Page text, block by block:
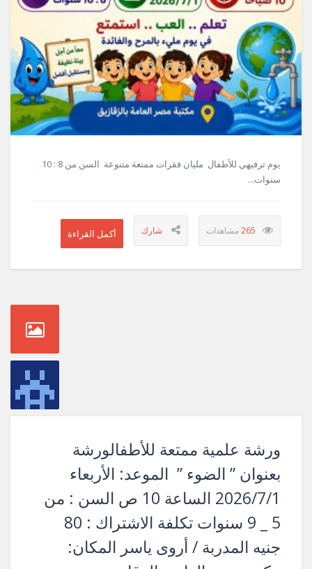
يوم ترفيهي للأطفال مليان فقرات ممتعة متنوعة السن من 8 : 10
سنوات...
265
ورشة علمية ممتعة للأطفالورشة
بعنوان ” الضوء ” الموعد: الأربعاء
2026/7/1 الساعة 10 ص السن : من
5 _ 9 سنوات تكلفة الاشتراك : 80
جنيه المدربة / أروى ياسر المكان: